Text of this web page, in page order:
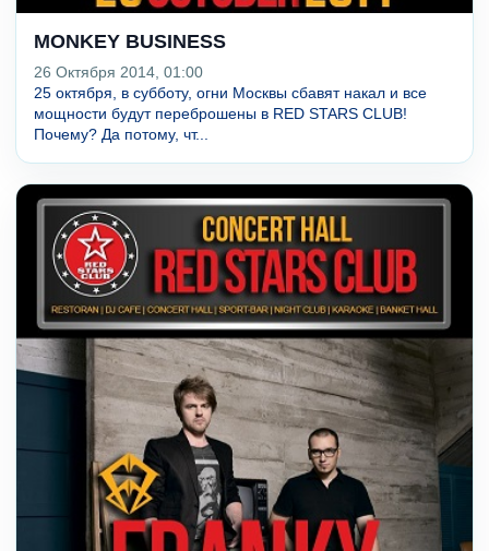
MONKEY BUSINESS
26 Октября 2014, 01:00
25 октября, в субботу, огни Москвы сбавят накал и все
мощности будут переброшены в RED STARS CLUB!
Почему? Да потому, чт...